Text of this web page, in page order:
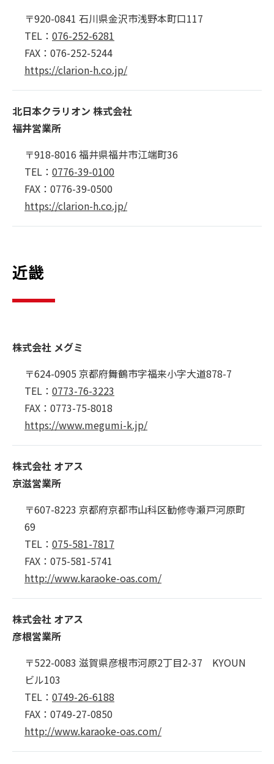
〒920-0841 石川県金沢市浅野本町口117
TEL： 076-252-6281
FAX：076-252-5244
https://clarion-h.co.jp/
北日本クラリオン 株式会社
福井営業所
〒918-8016 福井県福井市江端町36
TEL： 0776-39-0100
FAX：0776-39-0500
https://clarion-h.co.jp/
近畿
株式会社 メグミ
〒624-0905 京都府舞鶴市字福来小字大道878-7
TEL： 0773-76-3223
FAX：0773-75-8018
https://www.megumi-k.jp/
株式会社 オアス
京滋営業所
〒607-8223 京都府京都市山科区勧修寺瀬戸河原町
69
TEL： 075-581-7817
FAX：075-581-5741
http://www.karaoke-oas.com/
株式会社 オアス
彦根営業所
〒522-0083 滋賀県彦根市河原2丁目2-37 KYOUN
ビル103
TEL： 0749-26-6188
FAX：0749-27-0850
http://www.karaoke-oas.com/